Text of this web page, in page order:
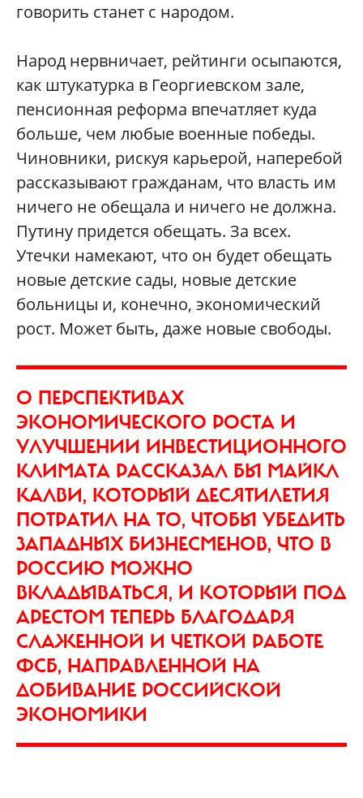
говорить станет с народом.
Народ нервничает, рейтинги осыпаются,
как штукатурка в Георгиевском зале,
пенсионная реформа впечатляет куда
больше, чем любые военные победы.
Чиновники, рискуя карьерой, наперебой
рассказывают гражданам, что власть им
ничего не обещала и ничего не должна.
Путину придется обещать. За всех.
Утечки намекают, что он будет обещать
новые детские сады, новые детские
больницы и, конечно, экономический
рост. Может быть, даже новые свободы.
О ПЕРСПЕКТИВАХ
ЭКОНОМИЧЕСКОГО РОСТА И
УЛУЧШЕНИИ ИНВЕСТИЦИОННОГО
КЛИМАТА РАССКАЗАЛ БЫ МАЙКЛ
КАЛВИ, КОТОРЫЙ ДЕСЯТИЛЕТИЯ
ПОТРАТИЛ НА ТО, ЧТОБЫ УБЕДИТЬ
ЗАПАДНЫХ БИЗНЕСМЕНОВ, ЧТО В
РОССИЮ МОЖНО
ВКЛАДЫВАТЬСЯ, И КОТОРЫЙ ПОД
АРЕСТОМ ТЕПЕРЬ БЛАГОДАРЯ
СЛАЖЕННОЙ И ЧЕТКОЙ РАБОТЕ
ФСБ, НАПРАВЛЕННОЙ НА
ДОБИВАНИЕ РОССИЙСКОЙ
ЭКОНОМИКИ